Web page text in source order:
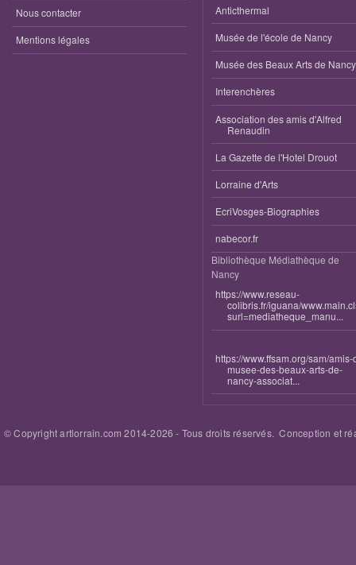
Nous contacter
Mentions légales
Anticthermal
Musée de l'école de Nancy
Musée des Beaux Arts de Nancy
Interenchères
Association des amis d'Alfred
Renaudin
La Gazette de l'Hotel Drouot
Lorraine d'Arts
EcriVosges-Biographies
nabecor.fr
Bibliothèque Médiathèque de
Nancy
https://www.reseau-
colibris.fr/iguana/
surl=mediatheque_manu...
https://www.ffsam.org/sam/amis-
musee-des-beaux-arts-de-
nancy-associat...
© Copyright artlorrain.com 2014-2026 - Tous droits réservés. Conception et